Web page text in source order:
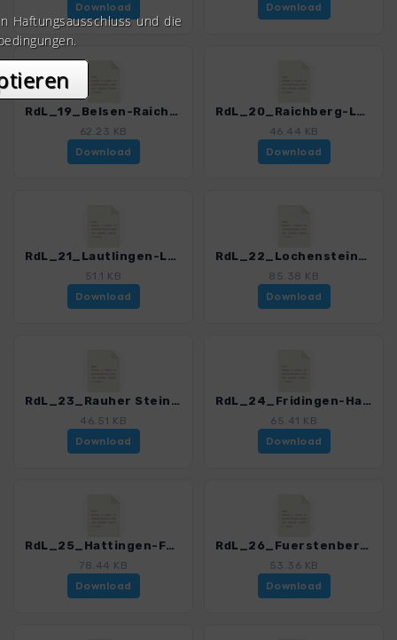
Download
Download
RdL_19_Belsen-Raichberg_4515_1.gpx
62.23 KB
Download
RdL_20_Raichberg-Lautlingen_4515_1.gpx
46.44 KB
Download
RdL_21_Lautlingen-Lochenstein_4515_1.gpx
51.1 KB
Download
RdL_22_Lochenstein-Rauher Stein_4515_1.gpx
85.38 KB
Download
RdL_23_Rauher Stein-Fridingen_4515_1.gpx
46.51 KB
Download
RdL_24_Fridingen-Hattingen_4515_1.gpx
65.41 KB
Download
RdL_25_Hattingen-Fuerstenberg_4515_1.gpx
78.44 KB
Download
RdL_26_Fuerstenberg-Gauchachschlucht_4515_1.gpx
53.36 KB
Download
Haftungsausschluss und die